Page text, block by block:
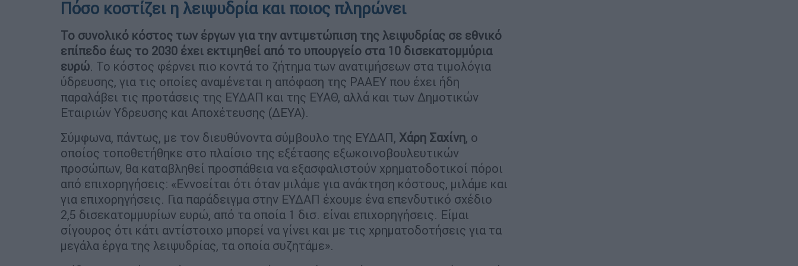
Πόσο κοστίζει η λειψυδρία και ποιος πληρώνει
Το συνολικό κόστος των έργων για την αντιμετώπιση της λειψυδρίας σε εθνικό
επίπεδο έως το 2030 έχει εκτιμηθεί από το υπουργείο στα 10 δισεκατομμύρια
ευρώ. Το κόστος φέρνει πιο κοντά το ζήτημα των ανατιμήσεων στα τιμολόγια
ύδρευσης, για τις οποίες αναμένεται η απόφαση της ΡΑΑΕΥ που έχει ήδη
παραλάβει τις προτάσεις της ΕΥΔΑΠ και της ΕΥΑΘ, αλλά και των Δημοτικών
Εταιριών Υδρευσης και Αποχέτευσης (ΔΕΥΑ).
Σύμφωνα, πάντως, με τον διευθύνοντα σύμβουλο της ΕΥΔΑΠ, Χάρη Σαχίνη, ο
οποίος τοποθετήθηκε στο πλαίσιο της εξέτασης εξωκοινοβουλευτικών
προσώπων, θα καταβληθεί προσπάθεια να εξασφαλιστούν χρηματοδοτικοί πόροι
από επιχορηγήσεις: «Εννοείται ότι όταν μιλάμε για ανάκτηση κόστους, μιλάμε και
για επιχορηγήσεις. Για παράδειγμα στην ΕΥΔΑΠ έχουμε ένα επενδυτικό σχέδιο
2,5 δισεκατομμυρίων ευρώ, από τα οποία 1 δισ. είναι επιχορηγήσεις. Είμαι
σίγουρος ότι κάτι αντίστοιχο μπορεί να γίνει και με τις χρηματοδοτήσεις για τα
μεγάλα έργα της λειψυδρίας, τα οποία συζητάμε».